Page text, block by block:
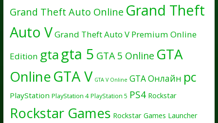
Grand Theft Auto Online Grand Theft
Auto VGrand Theft Auto V Premium Online
Edition gtagta 5 GTA 5 Online GTA
OnlineGTA V GTA V Online GTA Онлайн pc
PlayStation PlayStation 4 PlayStation 5 PS4 Rockstar
Rockstar Games Rockstar Games Launcher